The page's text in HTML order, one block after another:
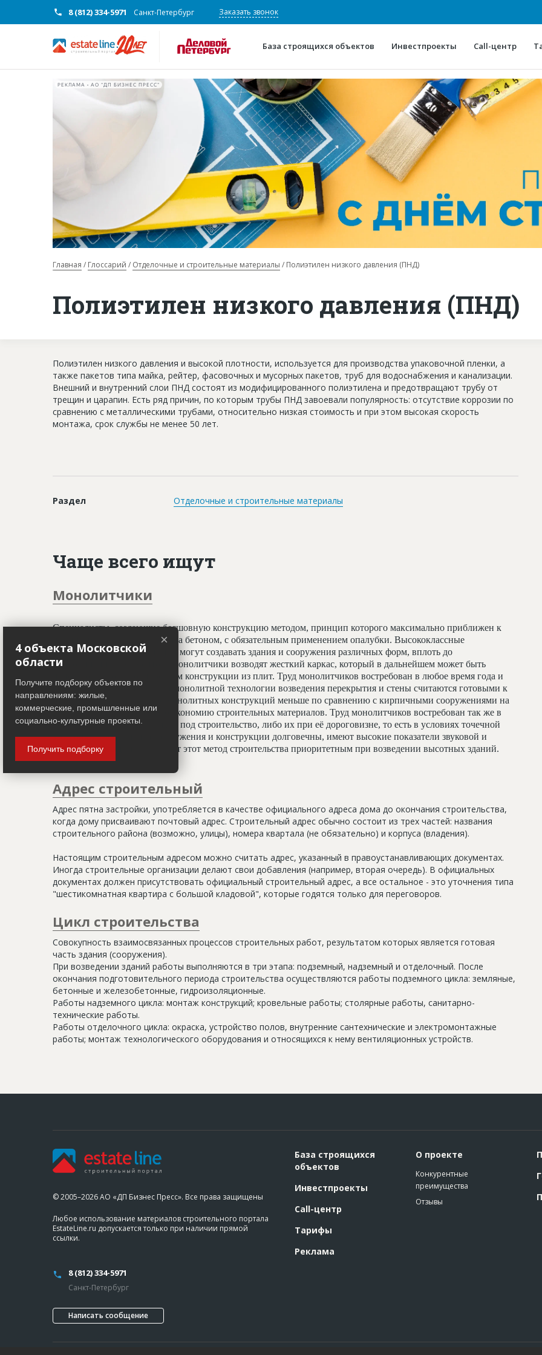
8 (812) 334-5971 Санкт-Петербург Заказать звонок
База строящихся объектов Инвестпроекты Call-центр
О проекте
Конкурентные
Горячие
Глоссарий
РЕКЛАМА • АО "ДП БИЗНЕС ПРЕСС"
Главная Глоссарий Отделочные и строительные материалы Полиэтилен низкого давления (ПНД)
Полиэтилен низкого давления (ПНД)
Полиэтилен низкого давления и высокой плотности, используется для производства упаковочной пленки, а
также пакетов типа майка, рейтер, фасовочных и мусорных пакетов, труб для водоснабжения и канализации.
Внешний и внутренний слои ПНД состоят из модифицированного полиэтилена и предотвращают трубу от
трещин и царапин. Есть ряд причин, по которым трубы ПНД завоевали популярность: отсутствие коррозии по
сравнению с металлическими трубами, относительно низкая стоимость и при этом высокая скорость
монтажа, срок службы не менее 50 лет.
Раздел Отделочные и строительные материалы
Чаще всего ищут
Монолитчики
Специалисты, создающие бесшовную конструкцию методом, принцип которого максимально приближен к
принципу заливки фундамента бетоном, с обязательным применением опалубки. Высококлассные
профессионалы-монолитчики могут создавать здания и сооружения различных форм, вплоть до
криволинейных элементов. Монолитчики возводят жесткий каркас, который в дальнейшем может быть
использован гораздо шире, чем конструкции из плит. Труд монолитчиков востребован в любое время года и
считается всесезонным. При монолитной технологии возведения перекрытия и стены считаются готовыми к
отделочным работам, а вес монолитных конструкций меньше по сравнению с кирпичными сооружениями на
20%, что даёт значительную экономию строительных материалов. Труд монолитчиков востребован так же в
условиях недостатка площади под строительство, либо их при её дороговизне, то есть в условиях точечной
застройки. Монолитные сооружения и конструкции долговечны, имеют высокие показатели звуковой и
тепловой изоляции, что делает этот метод строительства приоритетным при возведении высотных зданий.
Адрес строительный
Адрес пятна застройки, употребляется в качестве официального адреса дома до окончания строительства,
когда дому присваивают почтовый адрес. Строительный адрес обычно состоит из трех частей: названия
строительного района (возможно, улицы), номера квартала (не обязательно) и корпуса (владения).
Настоящим строительным адресом можно считать адрес, указанный в правоустанавливающих документах.
Иногда строительные организации делают свои добавления (например, вторая очередь). В официальных
документах должен присутствовать официальный строительный адрес, а все остальное - это уточнения типа
"шестикомнатная квартира с большой кладовой", которые годятся только для переговоров.
Цикл строительства
Совокупность взаимосвязанных процессов строительных работ, результатом которых является готовая
часть здания (сооружения).
При возведении зданий работы выполняются в три этапа: подземный, надземный и отделочный. После
окончания подготовительного периода строительства осуществляются работы подземного цикла: земляные,
бетонные и железобетонные, гидроизоляционные.
Работы надземного цикла: монтаж конструкций; кровельные работы; столярные работы, санитарно-
технические работы.
Работы отделочного цикла: окраска, устройство полов, внутренние сантехнические и электромонтажные
работы; монтаж технологического оборудования и относящихся к нему вентиляционных устройств.
© 2005–2026 АО «ДП Бизнес Пресс». Все права защищены
Любое использование материалов строительного портала
EstateLine.ru допускается только при наличии прямой
ссылки.
8 (812) 334-5971
Санкт-Петербург
Написать сообщение
База строящихся
объектов
Инвестпроекты
Call-центр
Тарифы
Реклама
О проекте
Конкурентные
преимущества
Отзывы
×
4 объекта Московской
области
Получите подборку объектов по
направлениям: жилые,
коммерческие, промышленные или
социально-культурные проекты.
Получить подборку